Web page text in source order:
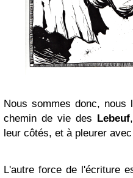
Nous sommes donc,
chemin de vie des
Lebeuf
leur côtés, et à pleurer
L'autre force de l'écriture